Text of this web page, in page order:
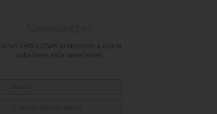
FABULOSAS acontecem a quem
subscreve esta newsletter!